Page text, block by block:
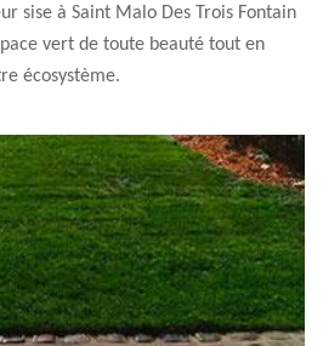
sise à Saint Malo Des Trois Fontain
vert de toute beauté tout en
écosystème.